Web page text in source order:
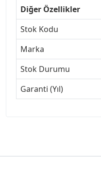
Diğer Özellikler
Stok Kodu
Marka
Stok Durumu
Garanti (Yıl)